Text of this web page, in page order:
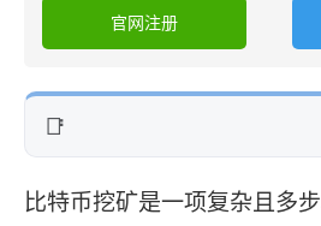
官网注册
比特币挖矿是一项复杂且多